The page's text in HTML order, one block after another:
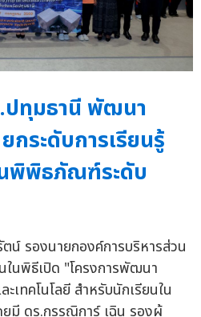
ปทุมธานี พัฒนา
กระดับการเรียนรู้
พิพิธภัณฑ์ระดับ
น์ รองนายกองค์การบริหารส่วน
ในพิธีเปิด "โครงการพัฒนา
เทคโนโลยี สำหรับนักเรียนใน
มี ดร.กรรณิการ์ เฉิน รองผู้